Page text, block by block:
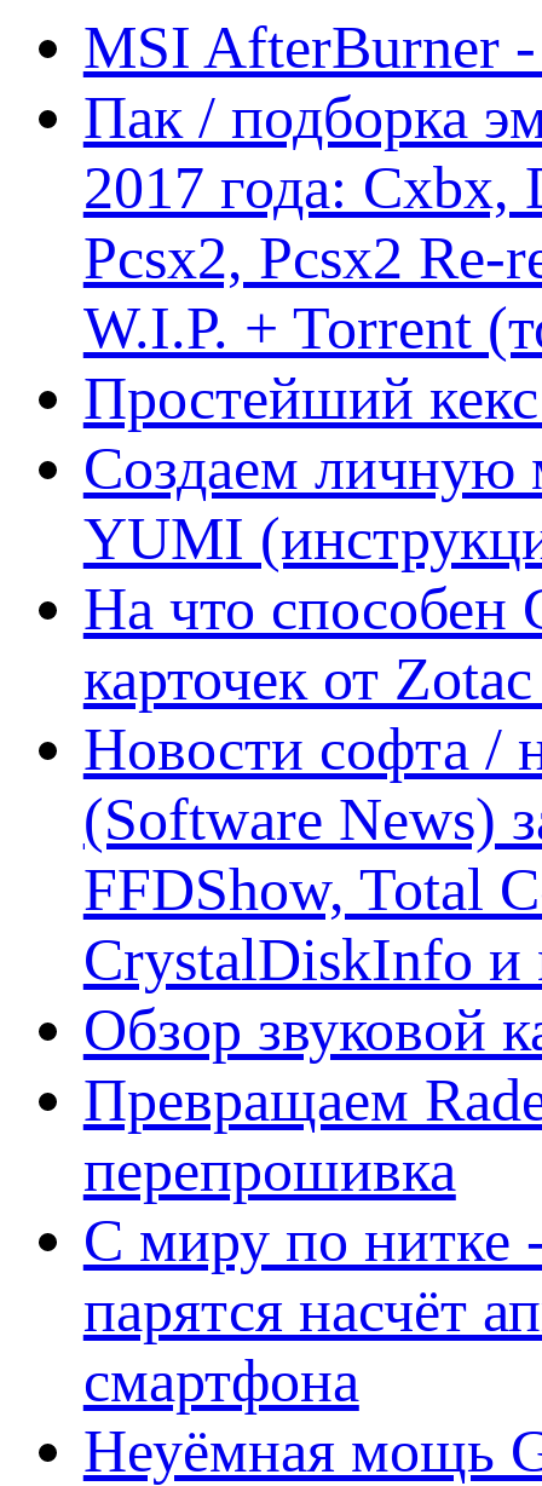
MSI AfterBurner
Пак / подборка
2017 года:
Pcsx2, Pcsx2
W.I.P. + Torrent
Простейший кекс
Создаем личную
YUMI
На что способен
карточек от
Новости софта /
(Software News)
FFDShow, Total
CrystalDiskInfo и
Обзор звуковой
Превращаем
перепрошивка
С миру по нитке
парятся насчёт
смартфона
Неуёмная мощь